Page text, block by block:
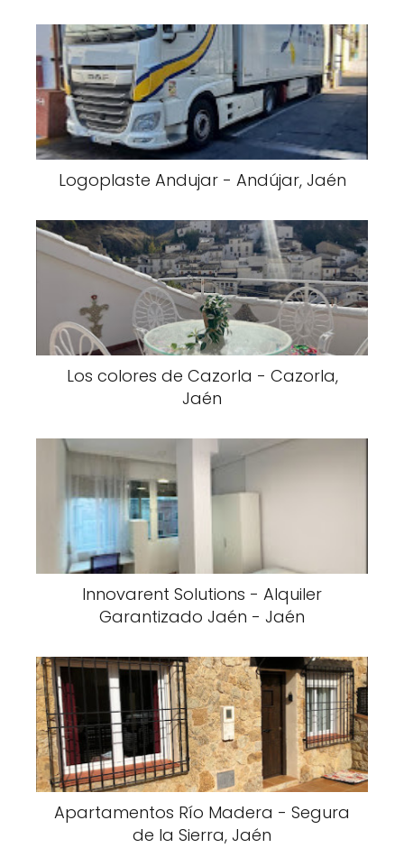
Logoplaste Andujar - Andújar, Jaén
Los colores de Cazorla - Cazorla,
Jaén
Innovarent Solutions - Alquiler
Garantizado Jaén - Jaén
Apartamentos Río Madera - Segura
de la Sierra, Jaén